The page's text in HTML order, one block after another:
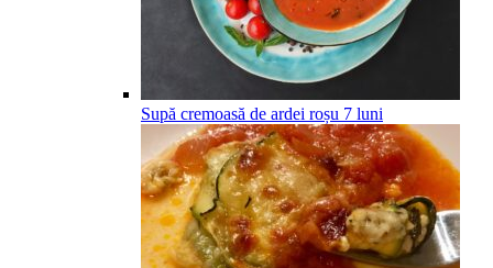
Supă cremoasă de ardei roșu 7 luni